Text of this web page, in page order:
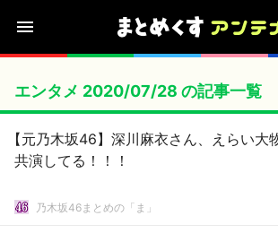
エンタメ 2020/07/28 の記事一覧
【元乃木坂46】深川麻衣さん、えらい大
共演してる！！！
乃木坂46まとめの「ま」